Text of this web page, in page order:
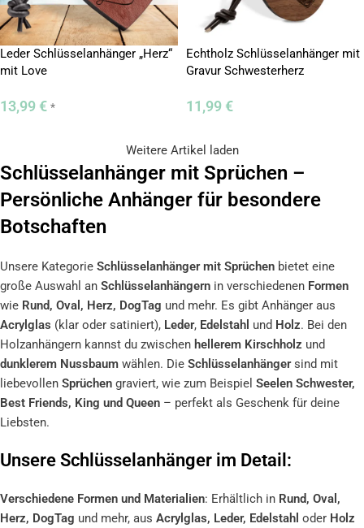
Leder Schlüsselanhänger „Herz“
mit Love
13,99 € *
Echtholz Schlüsselanhänger mit
Gravur Schwesterherz
11,99 €
Weitere Artikel laden
Schlüsselanhänger mit Sprüchen –
Persönliche Anhänger für besondere
Botschaften
Unsere Kategorie Schlüsselanhänger mit Sprüchen bietet eine
große Auswahl an Schlüsselanhängern in verschiedenen Formen
wie Rund, Oval, Herz, DogTag und mehr. Es gibt Anhänger aus
Acrylglas (klar oder satiniert), Leder, Edelstahl und Holz. Bei den
Holzanhängern kannst du zwischen hellerem Kirschholz und
dunklerem Nussbaum wählen. Die Schlüsselanhängersind mit
liebevollen Sprüchen graviert, wie zum Beispiel Seelen Schwester,
Best Friends, King und Queen – perfekt als Geschenk für deine
Liebsten.
Unsere Schlüsselanhänger im Detail:
Verschiedene Formen und Materialien: Erhältlich in Rund, Oval,
Herz, DogTag und mehr, aus Acrylglas, Leder, Edelstahl oder Holz